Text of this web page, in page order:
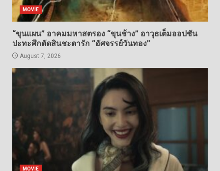
MOVIE
“ขุนแผน” อาคมมหาสตรอง “ขุนช้าง” อาวุธเต็มออปชัน
ปะทะศึกตัดสินชะตารัก “อัศจรรย์วันทอง”
August 7, 2026
MOVIE